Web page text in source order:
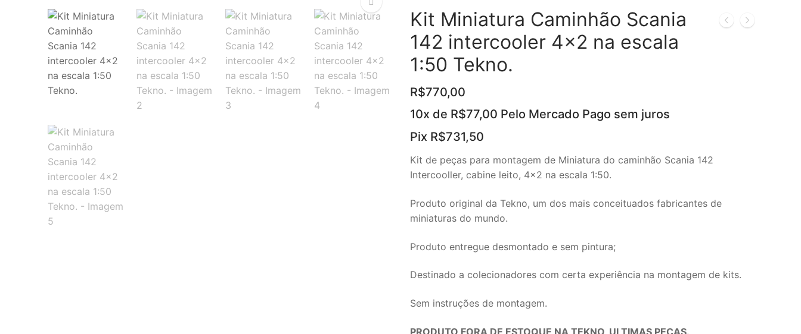
Kit Miniatura Caminhão Scania
142 intercooler 4×2 na escala
1:50 Tekno.
R$770,00
10x de R$77,00 Pelo Mercado Pago sem juros
Pix R$731,50
Kit de peças para montagem de Miniatura do caminhão Scania 142
Intercooller, cabine leito, 4×2 na escala 1:50.
Produto original da Tekno, um dos mais conceituados fabricantes de
miniaturas do mundo.
Produto entregue desmontado e sem pintura;
Destinado a colecionadores com certa experiência na montagem de kits.
Sem instruções de montagem.
PRODUTO FORA DE ESTOQUE NA TEKNO, ULTIMAS PEÇAS.